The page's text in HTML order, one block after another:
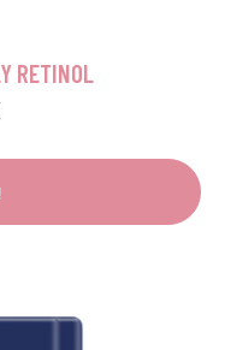
RETINOL